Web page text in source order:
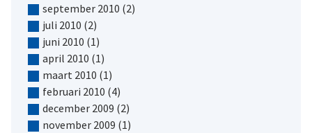
september 2010 (2)
juli 2010 (2)
juni 2010 (1)
april 2010 (1)
maart 2010 (1)
februari 2010 (4)
december 2009 (2)
november 2009 (1)